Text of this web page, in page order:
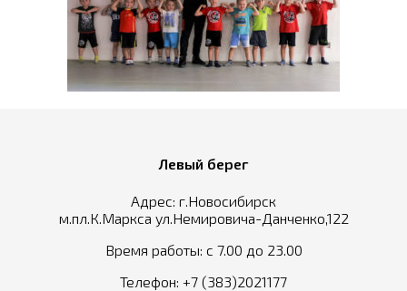
Левый берег
Адрес: г.Новосибирск
м.пл.К.Маркса ул.Немировича-Данченко,122
Время работы: с 7.00 до 23.00
Телефон: +7 (383)2021177